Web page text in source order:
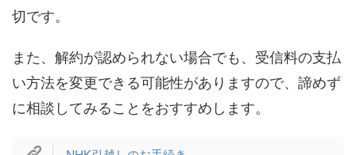
切です。
また、解約が認められない場合でも、受信料の支払
い方法を変更できる可能性がありますので、諦めず
に相談してみることをおすすめします。